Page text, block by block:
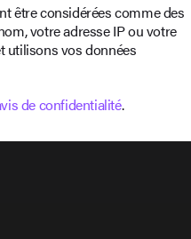
être considérées comme des
votre adresse IP ou votre
utilisons vos données
de confidentialité.